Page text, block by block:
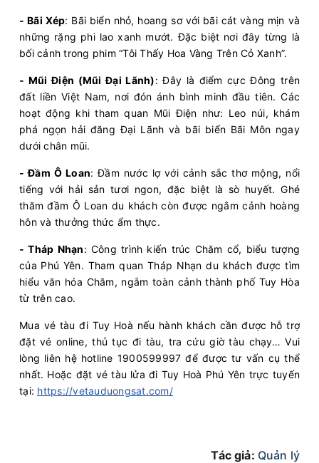
- Bãi Xép: Bãi biển nhỏ, hoang sơ với bãi cát vàng mịn và
những rặng phi lao xanh mướt. Đặc biệt nơi đây từng là
bối cảnh trong phim “Tôi Thấy Hoa Vàng Trên Cỏ Xanh”.
- Mũi Điện (Mũi Đại Lãnh): Đây là điểm cực Đông trên
đất liền Việt Nam, nơi đón ánh bình minh đầu tiên. Các
hoạt động khi tham quan Mũi Điện như: Leo núi, khám
phá ngọn hải đăng Đại Lãnh và bãi biển Bãi Môn ngay
dưới chân mũi.
- Đầm Ô Loan: Đầm nước lợ với cảnh sắc thơ mộng, nổi
tiếng với hải sản tươi ngon, đặc biệt là sò huyết. Ghé
thăm đầm Ô Loan du khách còn được ngắm cảnh hoàng
hôn và thưởng thức ẩm thực.
- Tháp Nhạn: Công trình kiến trúc Chăm cổ, biểu tượng
của Phú Yên. Tham quan Tháp Nhạn du khách được tìm
hiểu văn hóa Chăm, ngắm toàn cảnh thành phố Tuy Hòa
từ trên cao.
Mua vé tàu đi Tuy Hoà nếu hành khách cần được hỗ trợ
đặt vé online, thủ tục đi tàu, tra cứu giờ tàu chạy… Vui
lòng liên hệ hotline 1900599997 để được tư vấn cụ thể
nhất. Hoặc đặt vé tàu lửa đi Tuy Hoà Phú Yên trực tuyến
tại: https://vetauduongsat.com/
Tác giả: Quản lý